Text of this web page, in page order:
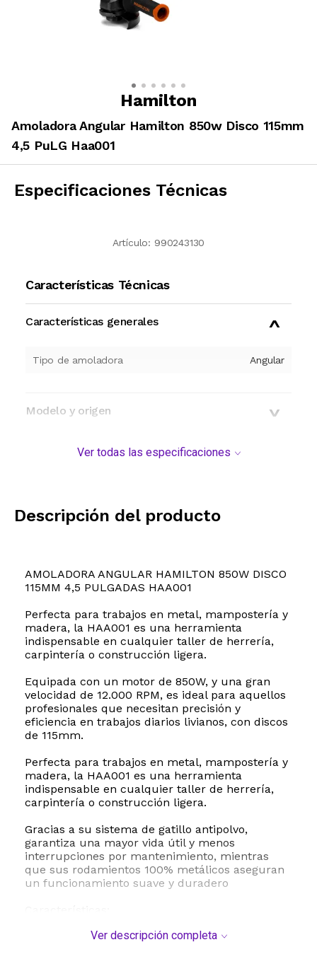
Hamilton
Amoladora Angular Hamilton 850w Disco 115mm
4,5 PuLG Haa001
Especificaciones Técnicas
Artículo: 990243130
Características Técnicas
Características generales
Tipo de amoladora Angular
Modelo y origen
Ver todas las especificaciones
Descripción del producto
AMOLADORA ANGULAR HAMILTON 850W DISCO
115MM 4,5 PULGADAS HAA001
Perfecta para trabajos en metal, mampostería y
madera, la HAA001 es una herramienta
indispensable en cualquier taller de herrería,
carpintería o construcción ligera.
Equipada con un motor de 850W, y una gran
velocidad de 12.000 RPM, es ideal para aquellos
profesionales que necesitan precisión y
eficiencia en trabajos diarios livianos, con discos
de 115mm.
Perfecta para trabajos en metal, mampostería y
madera, la HAA001 es una herramienta
indispensable en cualquier taller de herrería,
carpintería o construcción ligera.
Gracias a su sistema de gatillo antipolvo,
garantiza una mayor vida útil y menos
interrupciones por mantenimiento, mientras
que sus rodamientos 100% metálicos aseguran
un funcionamiento suave y duradero
• Sistema de cambio rápido de discos
Ver descripción completa